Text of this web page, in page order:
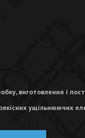
виготовлення і
ущільнюючих